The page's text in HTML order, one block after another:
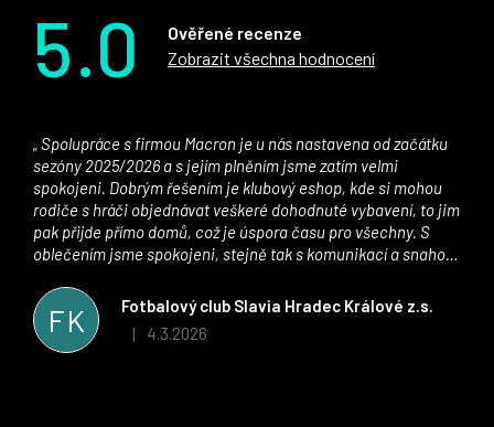
5.0
Ověřené recenze
Zobrazit všechna hodnocení
FK
Fotbalový club Slavia Hradec Králové z.s.
Hodnocení obchodu je 5 z 5 hvězdiček.
| 4.3.2026
sezóny 2025/2026 a s jejím plněním jsme zatím velmi
spokojeni. Dobrým řešením je klubový eshop, kde si mohou
rodiče s hráči objednávat veškeré dohodnuté vybavení, to jim
pak přijde přímo domů, což je úspora času pro všechny. S
oblečením jsme spokojeni, stejně tak s komunikací a snahou
stran. Věříme, že v tomto duchu bude spolupráce pokračovat
i nadále, nyní už začínáme řešit i první sady dresů ;)